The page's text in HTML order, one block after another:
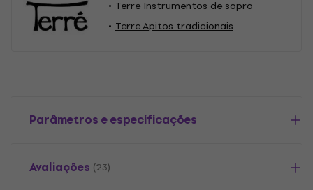
Terre Instrumentos de sopro
Terre Apitos tradicionais
Parâmetros e especificações
Avaliações (23)